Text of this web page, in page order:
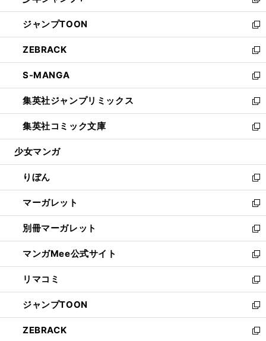
開
く
ウ
で
開
く
ン
ド
ウ
で
開
く
ウ
ィ
ン
ド
ウ
で
開
く
し
い
ウ
ィ
ン
ド
ウ
で
開
く
ジャンプTOON
新
し
い
ウ
ィ
ン
ド
ウ
で
開
ZEBRACK
新
し
い
ウ
ィ
ン
ド
ウ
開
く
S-MANGA
新
し
い
ウ
ィ
ン
ウ
で
開
く
集英社ジャンプリミックス
新
し
い
ウ
ン
ド
ウ
で
開
く
集英社コミック文庫
新
し
ウ
ィ
ン
ド
ウ
で
開
く
少女マンガ
りぼん
新
し
い
ウ
ィ
ン
ド
ウ
で
開
く
マーガレット
新
し
い
ウ
ィ
ン
ド
ウ
で
開
く
別冊マーガレット
新
し
い
ウ
ィ
ン
ド
ウ
で
マンガMee公式サイト
新
し
い
ウ
ィ
ン
ド
リマコミ
新
し
い
ウ
ィ
ジャンプTOON
新
し
い
ZEBRACK
新